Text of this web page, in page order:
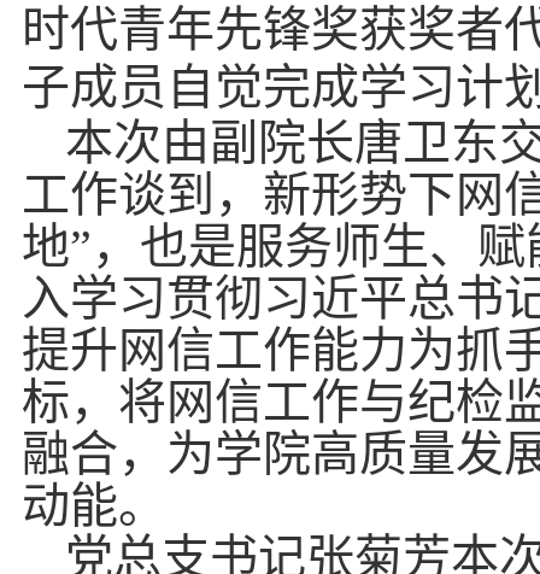
时代青年先锋奖获奖者
子成员自觉完成学习计
本次由副院长唐卫东
工作谈到，新形势下网
地”，也是服务师生、
入学习贯彻习近平总书
提升网信工作能力为抓
标，将网信工作与纪检
融合，为学院高质量发
动能。
党总支书记张菊芳本